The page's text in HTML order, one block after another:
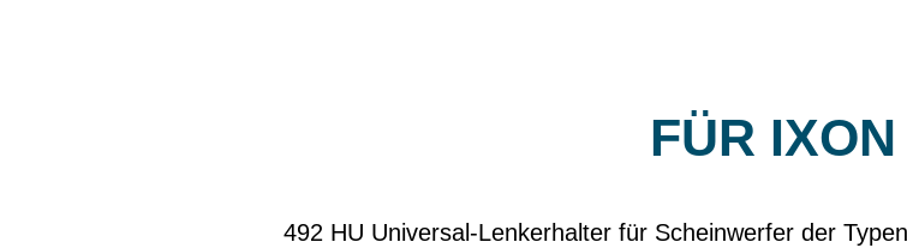
FÜR
492 HU Universal-Lenkerhalter für Scheinwerfer der